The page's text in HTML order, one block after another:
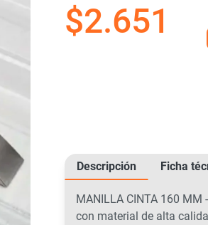
$2.651
Descripción Ficha
MANILLA CINTA 160
con material de alta